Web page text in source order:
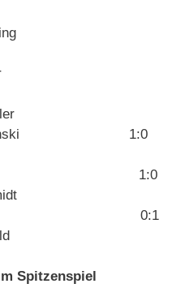
Petersen
Hesse
Schippke
Kaminski 1:0
Hüls 1:0
Neubert 0:1
Spitzenspiel